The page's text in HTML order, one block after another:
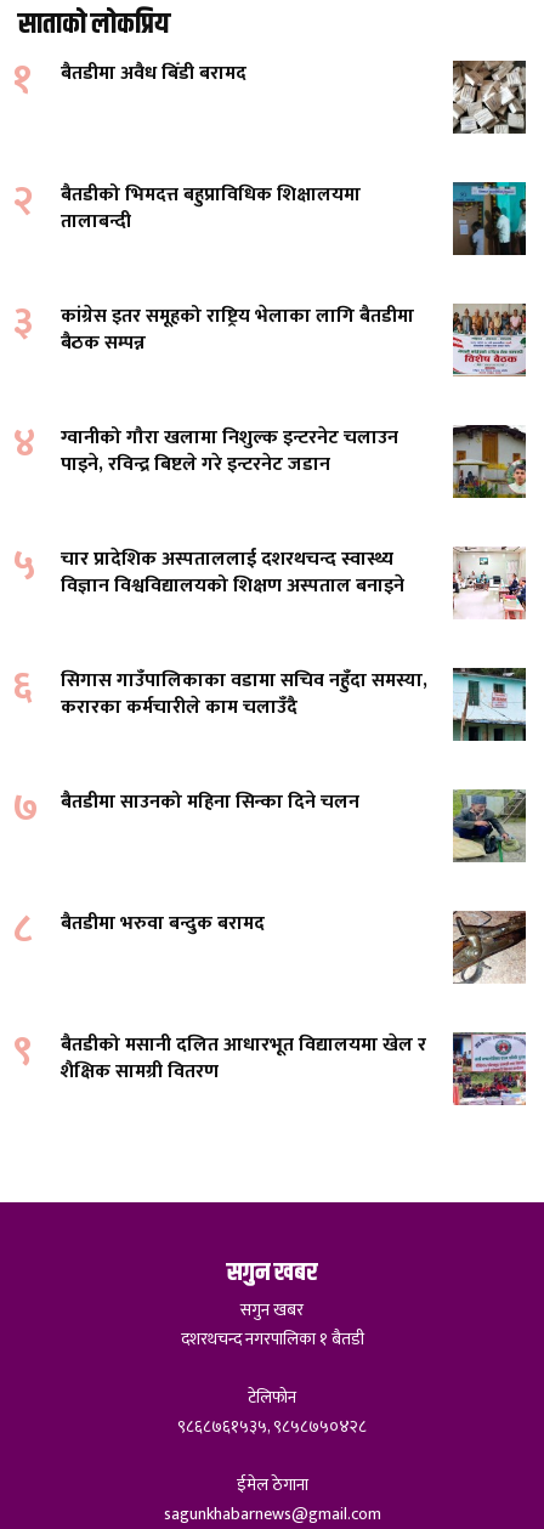
साताको लोकप्रिय
१ बैतडीमा अवैध बिँडी बरामद
२
बैतडीको भिमदत्त बहुप्राविधिक शिक्षालयमा
तालाबन्दी
३
कांग्रेस इतर समूहको राष्ट्रिय भेलाका लागि बैतडीमा
बैठक सम्पन्न
४
ग्वानीको गौरा खलामा निशुल्क इन्टरनेट चलाउन
पाइने, रविन्द्र बिष्टले गरे इन्टरनेट जडान
५
चार प्रादेशिक अस्पताललाई दशरथचन्द स्वास्थ्य
विज्ञान विश्वविद्यालयको शिक्षण अस्पताल बनाइने
६
सिगास गाउँपालिकाका वडामा सचिव नहुँदा समस्या,
करारका कर्मचारीले काम चलाउँदै
७ बैतडीमा साउनको महिना सिन्का दिने चलन
८ बैतडीमा भरुवा बन्दुक बरामद
९
बैतडीको मसानी दलित आधारभूत विद्यालयमा खेल र
शैक्षिक सामग्री वितरण
सगुन खबर
सगुन खबर
दशरथचन्द नगरपालिका १ बैतडी
टेलिफोन
९८६८७६१५३५, ९८५८७५०४२८
ईमेल ठेगाना
sagunkhabarnews@gmail.com